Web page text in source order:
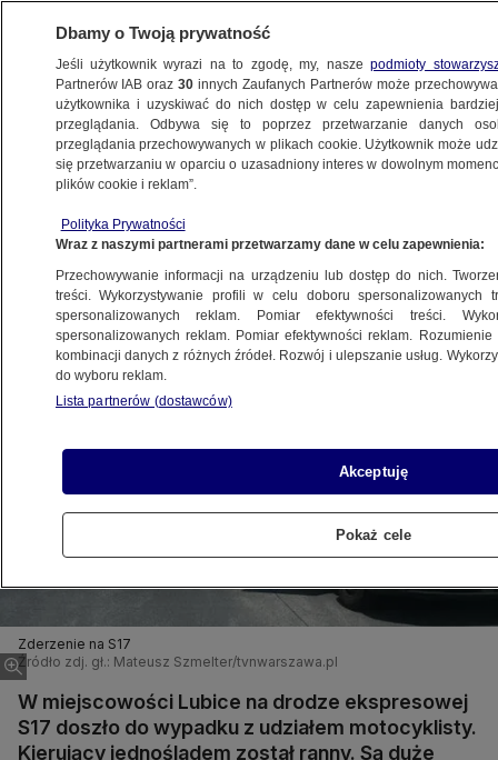
WARSZAWA
ULICE
8.06.2023, 12:52
Udostępnij
Zderzenie na S17
Źródło zdj. gł.: Mateusz Szmelter/tvnwarszawa.pl
W miejscowości Lubice na drodze ekspresowej
S17 doszło do wypadku z udziałem motocyklisty.
Kierujący jednośladem został ranny. Są duże
Dbamy o Twoją prywatność
Jeśli użytkownik wyrazi na to zgodę, my, naszepodmioty
Partnerów IAB oraz30 innych Zaufanych Partnerów może
użytkownika i uzyskiwać do nich dostęp w celu zapewnienia
przeglądania. Odbywa się to poprzez przetwarzanie danych
przeglądania przechowywanych w plikach cookie. Użytkownik może
się przetwarzaniu w oparciu o uzasadniony interes w dowolnym
plików cookie i reklam”.
Polityka Prywatności
Wraz z naszymi partnerami przetwarzamy dane w celu zapewnienia:
Przechowywanie informacji na urządzeniu lub dostęp do nich.
treści. Wykorzystywanie profili w celu doboru spersonalizowanych
spersonalizowanych reklam. Pomiar efektywności treści.
spersonalizowanych reklam. Pomiar efektywności reklam.
kombinacji danych z różnych źródeł. Rozwój i ulepszanie usług.
do wyboru reklam.
Lista partnerów (dostawców)
Akceptuję
Pokaż cele